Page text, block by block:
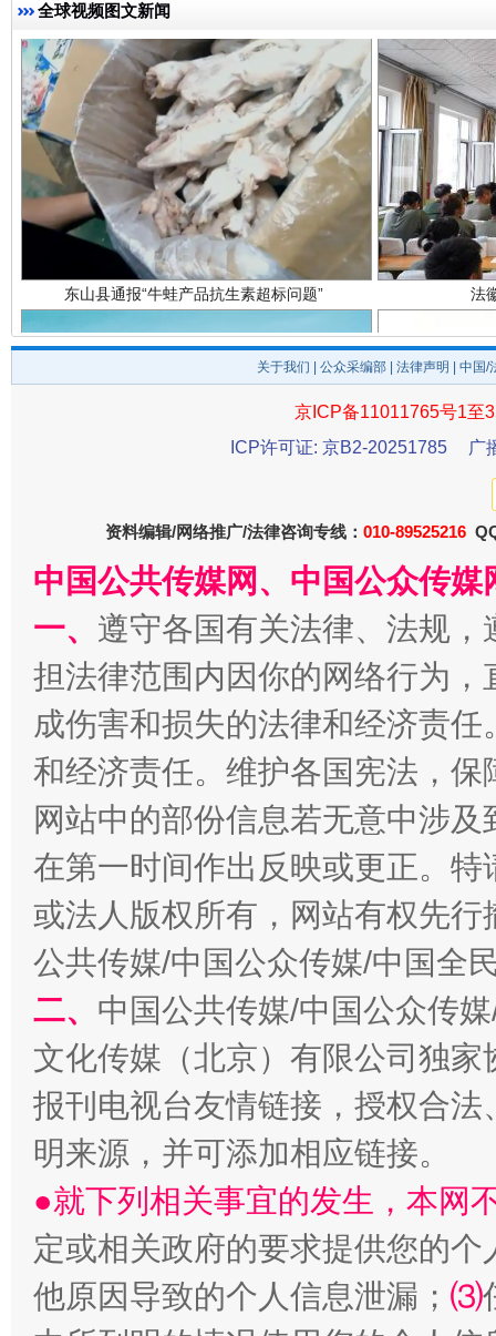
全球视频图文新闻
东山县通报“牛蛙产品抗生素超标问题” 法
揭开“小金库”的免责幌子
受贿1.44亿！段成刚被判无期 从幼
关于我们 公众采编部 法律声明 | 中国
京ICP备11011765号1至
ICP许可证: 京B2-20251785
广
资料编辑/网络推广/法律咨询专线： 010-89525216
中国公共传媒网、中国公众传
一、 遵守各国有关法律、法规
担法律范围内因你的网络行为
成伤害和损失的法律和经济责
和经济责任。维护各国宪法，
网站中的部份信息若无意中涉
在第一时间作出反映或更正。
或法人版权所有，网站有权先
公共传媒/中国公众传媒/中国全
二、 中国公共传媒/中国公众传
文化传媒（北京）有限公司独
报刊电视台友情链接，授权合
明来源，并可添加相应链接。
●就下列相关事宜的发生，本网
定或相关政府的要求提供您的个
他原因导致的个人信息泄漏； ⑶